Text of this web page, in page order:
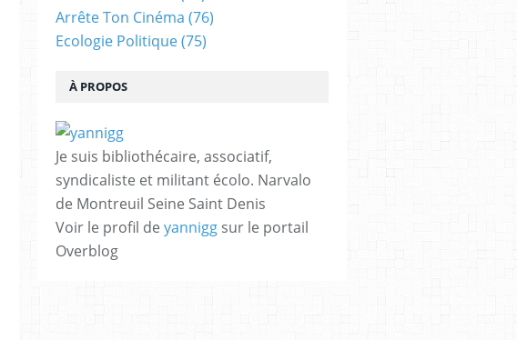
À PROPOS
Je suis bibliothécaire, associatif,
syndicaliste et militant écolo. Narvalo
de Montreuil Seine Saint Denis
Voir le profil de yannigg sur le portail
Overblog
Arrête Ton Cinéma (76)
Ecologie Politique(75)